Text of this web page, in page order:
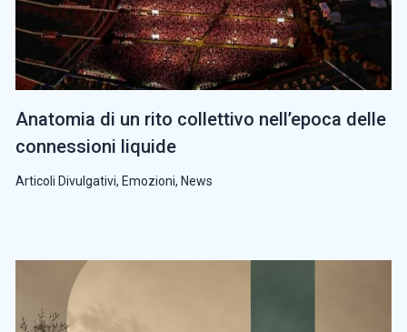
Anatomia di un rito collettivo nell’epoca delle
connessioni liquide
Articoli Divulgativi, Emozioni, News